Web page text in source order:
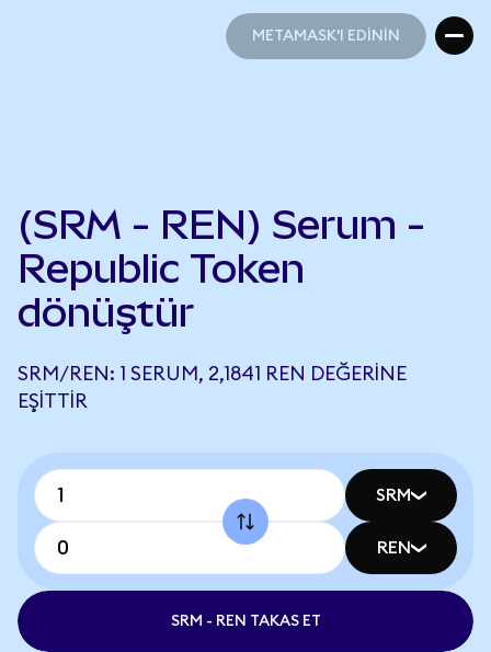
METAMASK'I EDİNİN
(SRM - REN) Serum -
Republic Token
dönüştür
SRM/REN: 1 SERUM, 2,1841 REN DEĞERINE
EŞITTIR
SRM
REN
SRM - REN TAKAS ET